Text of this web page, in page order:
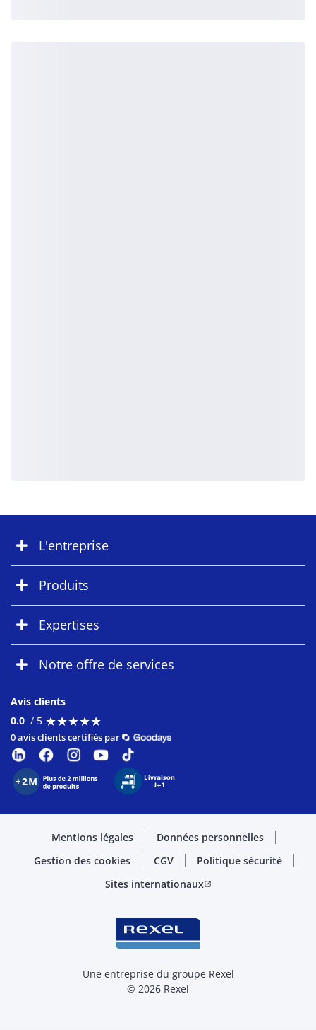
L'entreprise
Produits
Expertises
Notre offre de services
Avis clients
0.0 / 5 ★★★★★
★★★★★
0 avis clients certifiés par
Mentions légales
Données personnelles
Gestion des cookies
CGV
Politique sécurité
Sites internationauxopen_in_new
Une entreprise du groupe Rexel
© 2026 Rexel